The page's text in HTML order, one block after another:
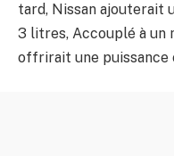
tard, Nissan ajouterait
3 litres, Accouplé à un
offrirait une puissance